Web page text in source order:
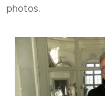
photos.